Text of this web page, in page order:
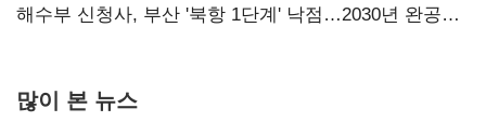
강화"
해수부 신청사, 부산 '북항 1단계' 낙점…2030년 완공
많이 본 뉴스